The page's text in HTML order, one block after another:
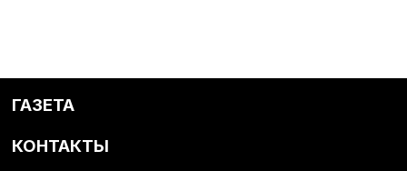
ГАЗЕТА
КОНТАКТЫ